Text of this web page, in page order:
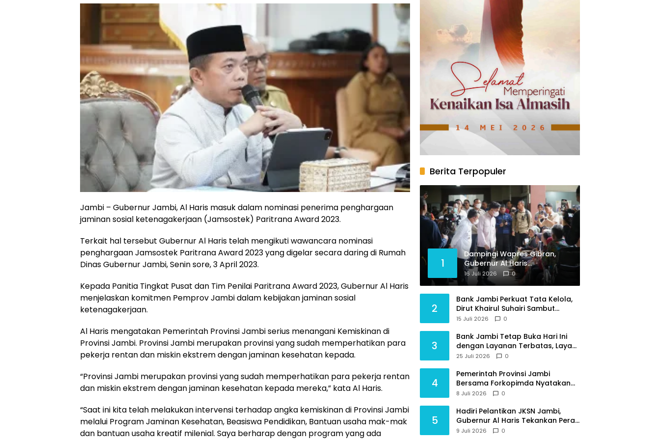
Jambi – Gubernur Jambi, Al Haris masuk dalam nominasi penerima penghargaan
jaminan sosial ketenagakerjaan (Jamsostek) Paritrana Award 2023.
Terkait hal tersebut Gubernur Al Haris telah mengikuti wawancara nominasi
penghargaan Jamsostek Paritrana Award 2023 yang digelar secara daring di Rumah
Dinas Gubernur Jambi, Senin sore, 3 April 2023.
Kepada Panitia Tingkat Pusat dan Tim Penilai Paritrana Award 2023, Gubernur Al Haris
menjelaskan komitmen Pemprov Jambi dalam kebijakan jaminan sosial
ketenagakerjaan.
Al Haris mengatakan Pemerintah Provinsi Jambi serius menangani Kemiskinan di
Provinsi Jambi. Provinsi Jambi merupakan provinsi yang sudah memperhatikan para
pekerja rentan dan miskin ekstrem dengan jaminan kesehatan kepada.
“Provinsi Jambi merupakan provinsi yang sudah memperhatikan para pekerja rentan
dan miskin ekstrem dengan jaminan kesehatan kepada mereka,” kata Al Haris.
“Saat ini kita telah melakukan intervensi terhadap angka kemiskinan di Provinsi Jambi
melalui Program Jaminan Kesehatan, Beasiswa Pendidikan, Bantuan usaha mak-mak
dan bantuan usaha kreatif milenial. Saya berharap dengan program yang ada
Berita Terpopuler
1
Dampingi Wapres Gibran,
Gubernur Al Haris
Perjuangkan MRI Baru dan
Tambahan Dokter Spesialis
16 Juli 2026 0
2
Bank Jambi Perkuat Tata Kelola,
Dirut Khairul Suhairi Sambut
Sinergi Strategis Bersama BPKP
15 Juli 2026 0
3
Bank Jambi Tetap Buka Hari Ini
dengan Layanan Terbatas, Layani
Penggantian Kartu ATM dan
25 Juli 2026 0
4
Pemerintah Provinsi Jambi
Bersama Forkopimda Nyatakan
Sikap Tegas Berantas Geng Motor
8 Juli 2026 0
5
Hadiri Pelantikan JKSN Jambi,
Gubernur Al Haris Tekankan Peran
Guru dan Kiai Jaga Moral
9 Juli 2026 0